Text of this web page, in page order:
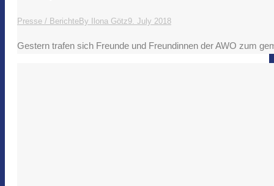
Presse / BerichteBy Ilona Götz9. July 2018
Gestern trafen sich Freunde und Freundinnen der AWO zum